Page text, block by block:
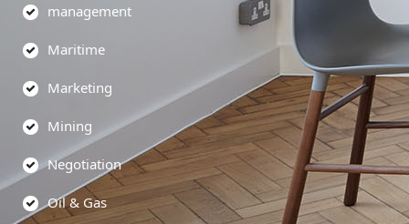
management
Maritime
Marketing
Mining
Negotiation
Oil & Gas